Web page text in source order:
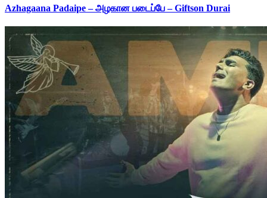
Azhagaana Padaipe – அழகான படைப்பே – Giftson Durai